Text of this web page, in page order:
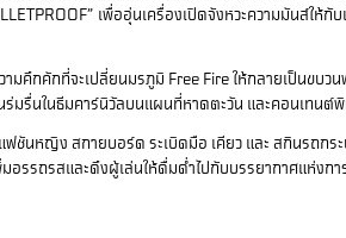
เพื่ออุ่นเครื่องเปิดจังหวะความมันส์ให้กั
คึกคักที่จะเปลี่ยนมรภูมิ Free Fire ให้กลายเป็นขบว
ร่มรื่นในธีมคาร์นิวัลบนแผนที่หาดตะวัน และคอนเทนต์
ชันหญิง สกายบอร์ด ระเบิดมือ เคียว และ สกินรถกร
รรถรสและดึงผู้เล่นให้ดื่มด่ำไปกับบรรยากาศแห่งกา